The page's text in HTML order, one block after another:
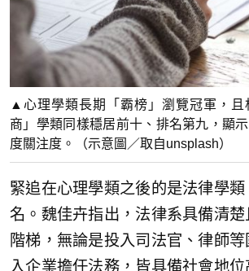
▲心理學類長期「霸榜」瀏覽冠軍，且
商」學類同樣穩居前十、排名第九，顯
度關注度。（示意圖／取自unsplash）
緊追在心理學類之後的是法律學
名。魏佳卉指出，法律系具備清
階梯，無論是投入司法官、律師
入企業擔任法務，皆具備社會地